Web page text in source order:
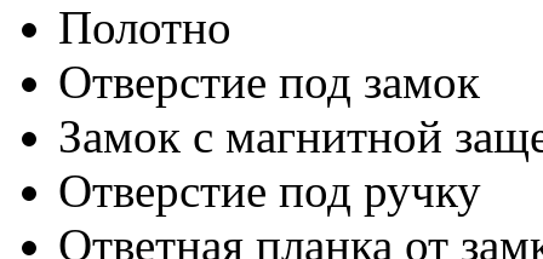
Полотно
Отверстие под замок
Замок с магнитной
Отверстие под ручку
Ответная планка от